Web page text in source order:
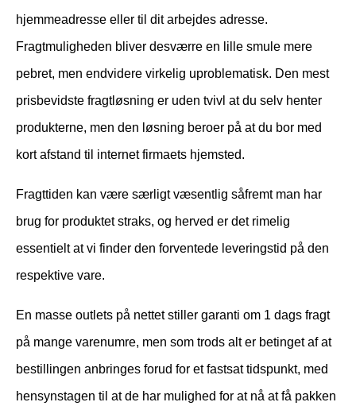
hjemmeadresse eller til dit arbejdes adresse.
Fragtmuligheden bliver desværre en lille smule mere
pebret, men endvidere virkelig uproblematisk. Den mest
prisbevidste fragtløsning er uden tvivl at du selv henter
produkterne, men den løsning beroer på at du bor med
kort afstand til internet firmaets hjemsted.
Fragttiden kan være særligt væsentlig såfremt man har
brug for produktet straks, og herved er det rimelig
essentielt at vi finder den forventede leveringstid på den
respektive vare.
En masse outlets på nettet stiller garanti om 1 dags fragt
på mange varenumre, men som trods alt er betinget af at
bestillingen anbringes forud for et fastsat tidspunkt, med
hensynstagen til at de har mulighed for at nå at få pakken